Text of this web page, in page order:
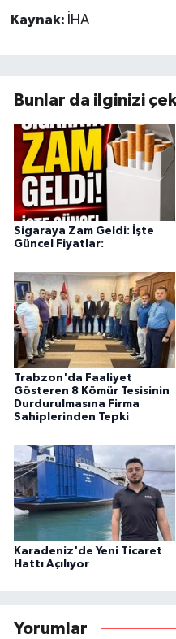
Kaynak: İHA
Bunlar da ilginizi
Sigaraya Zam Geldi: İşte
Güncel Fiyatlar:
Trabzon'da Faaliyet
Gösteren 8 Kömür Tesisinin
Durdurulmasına Firma
Sahiplerinden Tepki
Karadeniz'de Yeni Ticaret
Hattı Açılıyor
Yorumlar